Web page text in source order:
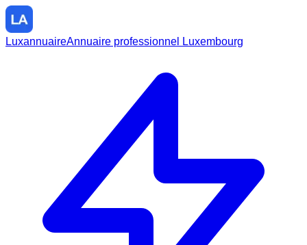
LuxannuaireAnnuaire professionnel Luxembourg